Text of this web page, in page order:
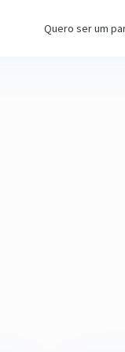
Quero ser um